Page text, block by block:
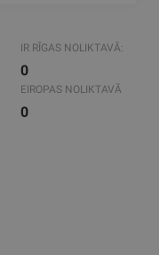
IR RĪGAS NOLIKTAVĀ:
0
EIROPAS NOLIKTAVĀ
0